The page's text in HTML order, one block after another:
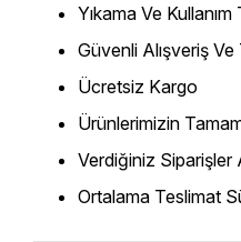
Yıkama Ve
Güvenli Alışveriş
Ücretsiz Kargo
Ürünlerimizin
Verdiğiniz Siparişler
Ortalama Teslimat